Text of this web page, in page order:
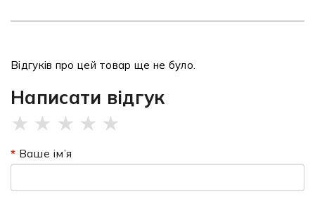
Відгуків про цей товар ще не було.
Написати відгук
★ ★ ★ ★ ★
Ваше ім’я